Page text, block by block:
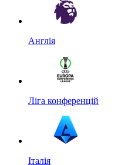
Англія
Ліга конференцій
Італія